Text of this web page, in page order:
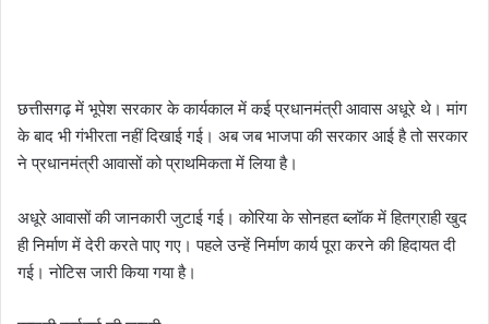
छत्तीसगढ़ में भूपेश सरकार के कार्यकाल में कई प्रधानमंत्री आवास अधूरे थे। मांग
के बाद भी गंभीरता नहीं दिखाई गई। अब जब भाजपा की सरकार आई है तो सरकार
ने प्रधानमंत्री आवासों को प्राथमिकता में लिया है।
अधूरे आवासों की जानकारी जुटाई गई। कोरिया के सोनहत ब्लॉक में हितग्राही खुद
ही निर्माण में देरी करते पाए गए। पहले उन्हें निर्माण कार्य पूरा करने की हिदायत दी
गई। नोटिस जारी किया गया है।